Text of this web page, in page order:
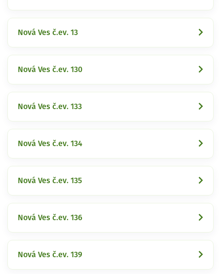
Nová Ves č.ev. 13
Nová Ves č.ev. 130
Nová Ves č.ev. 133
Nová Ves č.ev. 134
Nová Ves č.ev. 135
Nová Ves č.ev. 136
Nová Ves č.ev. 139